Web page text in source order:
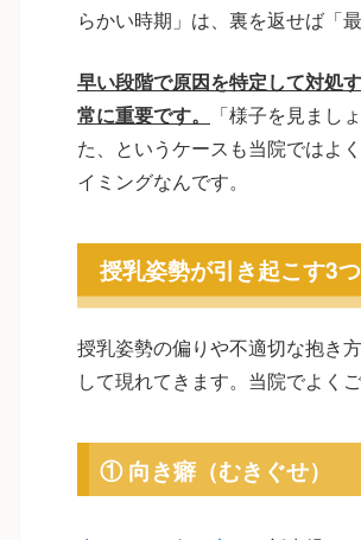
らかい時期」は、裏を返せば「
早い段階で原因を特定して対処
常に重要です。
「様子を見まし
た、というケースも当院ではよ
イミングなんです。
授乳姿勢が引き起こす3
授乳姿勢の偏りや不適切な抱き
して現れてきます。当院でよく
① 向き癖（むきぐせ）